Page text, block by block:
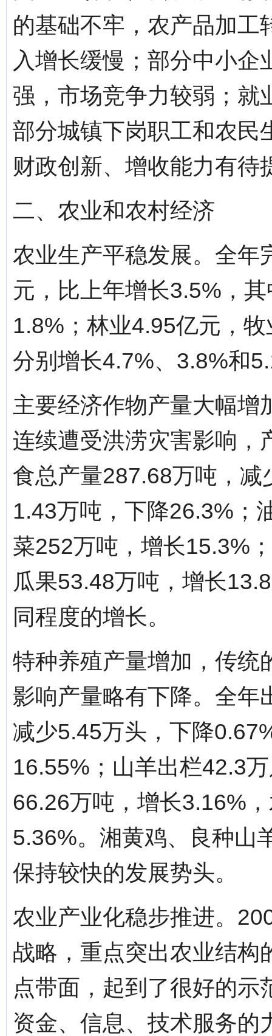
的基础不牢，农产品加工
入增长缓慢；部分中小
强，市场竞争力较弱；就
部分城镇下岗职工和农民
财政创新、增收能力有待
二、农业和农村经济
农业生产平稳发展。全年
元，比上年增长3.5%，
1.8%；林业4.95亿元，
分别增长4.7%、3.8%和
主要经济作物产量大幅增
连续遭受洪涝灾害影响，
食总产量287.68万吨，
1.43万吨，下降26.3%；
菜252万吨，增长15.3%
瓜果53.48万吨，增长
同程度的增长。
特种养殖产量增加，传统
影响产量略有下降。全年
减少5.45万头，下降
16.55%；山羊出栏42.3
66.26万吨，增长3.16%
5.36%。湘黄鸡、良种山
保持较快的发展势头。
农业产业化稳步推进。
战略，重点突出农业结构
点带面，起到了很好的
资金、信息、技术服务的